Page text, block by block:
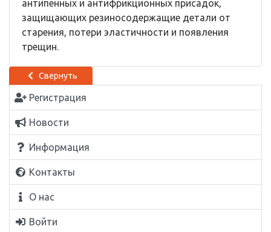
Свернуть
Регистрация
Новости
Информация
Контакты
О нас
Войти
антипенных и антифрикционных присадок,
защищающих резиносодержащие детали от
старения, потери эластичности и появления
трещин.